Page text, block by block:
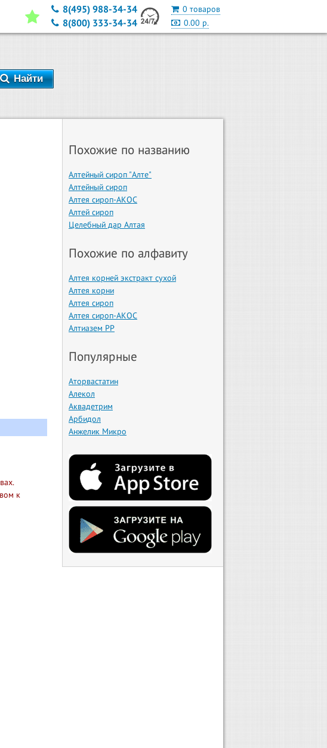
0 товаров
0.00 р.
8(495) 988-34-34
8(800) 333-34-34
Найти
к
Похожие по названию
Алтейный сироп "Алте"
Алтейный сироп
Алтея сироп-АКОС
Алтей сироп
Целебный дар Алтая
Похожие по алфавиту
Алтея корней экстракт сухой
Алтея корни
Алтея сироп
Алтея сироп-АКОС
Алтиазем РР
Популярные
Аторвастатин
Алекол
Аквадетрим
Арбидол
Анжелик Микро